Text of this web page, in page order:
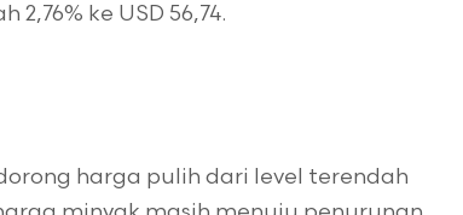
ke USD 56,74.
harga pulih dari level terendah